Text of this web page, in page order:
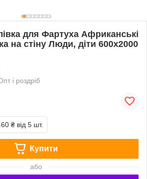
для Фартуха Африканські
на стіну Люди, діти 600х2000
і роздріб
₴ від 5 шт.
Купити
або